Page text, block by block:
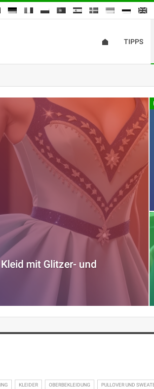
TIPPS
mit Glitzer- und
KLEIDER OBERBEKLEIDUNG PULLOVER UND